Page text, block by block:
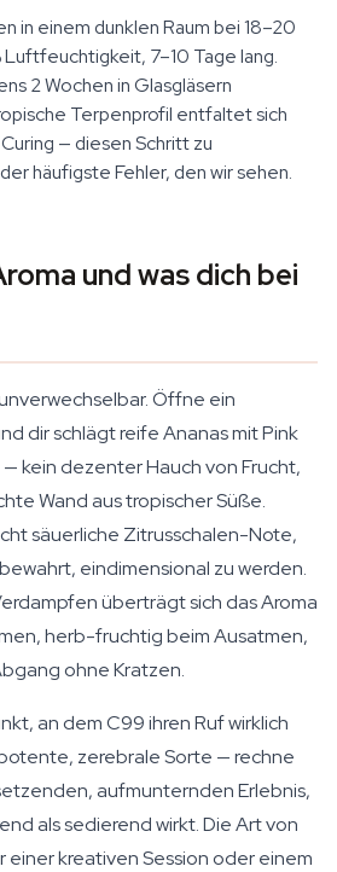
in einem dunklen Raum bei 18–20
7–10 Tage lang.
2 Wochen in Glasgläsern
Terpenprofil entfaltet sich
— diesen Schritt zu
häufigste Fehler, den wir sehen.
und was dich bei
Öffne ein
dir schlägt reife Ananas mit Pink
kein dezenter Hauch von Frucht,
Wand aus tropischer Süße.
säuerliche Zitrusschalen-Note,
eindimensional zu werden.
überträgt sich das Aroma
herb-fruchtig beim Ausatmen,
ohne Kratzen.
an dem C99 ihren Ruf wirklich
zerebrale Sorte — rechne
aufmunternden Erlebnis,
als sedierend wirkt. Die Art von
einer kreativen Session oder einem